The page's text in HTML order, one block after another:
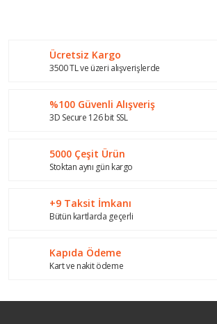
Ürün resmi kalitesiz, bozuk veya
Ürün bilgilerinde hatalar bulunuyor.
Bu ürüne benzer farklı alternatifler olmalı.
Ücretsiz Kargo
3500 TL ve üzeri alışverişlerde
%100 Güvenli Alışveriş
3D Secure 126 bit SSL
5000 Çeşit Ürün
Stoktan aynı gün kargo
+9 Taksit İmkanı
Bütün kartlarda geçerli
Kapıda Ödeme
Kart ve nakit ödeme